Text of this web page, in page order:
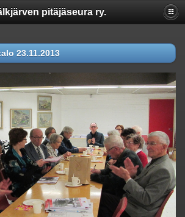
pitäjäseura ry.
23.11.2013